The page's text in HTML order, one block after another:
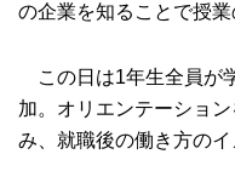
の企業を知ることで授業
この日は1年生全員が
加。オリエンテーショ
み、就職後の働き方のイ